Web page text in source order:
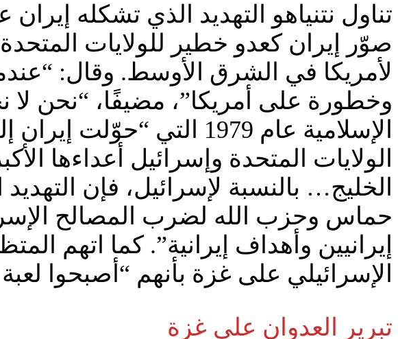
تناول نتنياهو التهديد الذي تشكله
صوّر إيران كعدو خطير للولايات
لأمريكا في الشرق الأوسط. وقال:
وخطورة على أمريكا”، مضيفًا، “نحن لا
الإسلامية عام 1979
الولايات المتحدة وإسرائيل أعداءها
الخليج… بالنسبة لإسرائيل، فإن
حماس وحزب الله لضرب المصالح
إيرانيين وأهداف إيرانية”. كما اتهم
الإسرائيلي على غزة بأنهم “أصبحوا
تبرير العدوان على غزة